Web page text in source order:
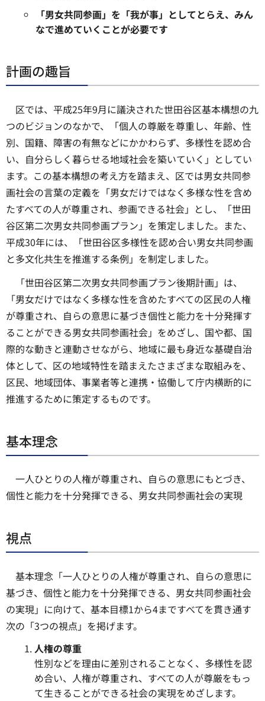
「男女共同参画」を「我が事」としてとらえ、みん
なで進めていくことが必要です
計画の趣旨
区では、平成25年9月に議決された世田谷区基本構想の九
つのビジョンのなかで、「個人の尊厳を尊重し、年齢、性
別、国籍、障害の有無などにかかわらず、多様性を認め合
い、自分らしく暮らせる地域社会を築いていく」としてい
ます。この基本構想の考え方を踏まえ、区では男女共同参
画社会の言葉の定義を「男女だけではなく多様な性を含め
たすべての人が尊重され、参画できる社会」とし、「世田
谷区第二次男女共同参画プラン」を策定しました。また、
平成30年には、「世田谷区多様性を認め合い男女共同参画
と多文化共生を推進する条例」を制定しました。
「世田谷区第二次男女共同参画プラン後期計画」は、
「男女だけではなく多様な性を含めたすべての区民の人権
が尊重され、自らの意思に基づき個性と能力を十分発揮す
ることができる男女共同参画社会」をめざし、国や都、国
際的な動きと連動させながら、地域に最も身近な基礎自治
体として、区の地域特性を踏まえたさまざまな取組みを、
区民、地域団体、事業者等と連携・協働して庁内横断的に
推進するために策定するものです。
基本理念
一人ひとりの人権が尊重され、自らの意思にもとづき、
個性と能力を十分発揮できる、男女共同参画社会の実現
視点
基本理念「一人ひとりの人権が尊重され、自らの意思に
基づき、個性と能力を十分発揮できる、男女共同参画社会
の実現」に向けて、基本目標1から4まですべてを貫き通す
次の「3つの視点」を掲げます。
人権の尊重
性別などを理由に差別されることなく、多様性を認
め合い、人権が尊重され、すべての人が尊厳をもっ
て生きることができる社会の実現をめざします。